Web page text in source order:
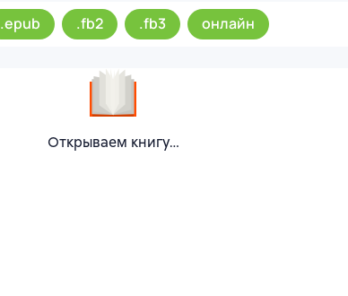
.epub .fb2 .fb3 онлайн